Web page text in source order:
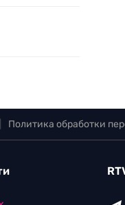
Политика обработки